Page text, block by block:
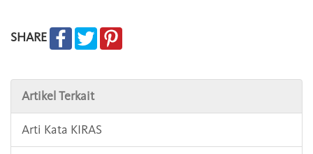
SHARE
Artikel Terkait
Arti Kata KIRAS